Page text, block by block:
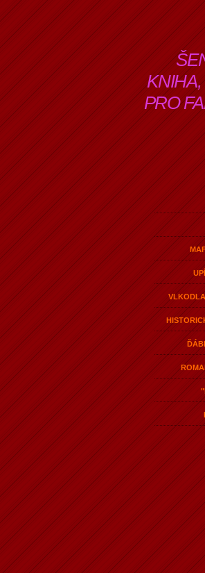
PRO